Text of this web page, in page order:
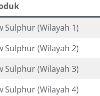
Sulphur
Sulphur (Wilayah 2)
Sulphur (Wilayah 3)
Sulphur (Wilayah 4)